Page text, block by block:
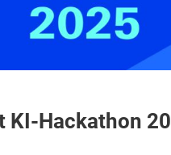
KI-Hackathon